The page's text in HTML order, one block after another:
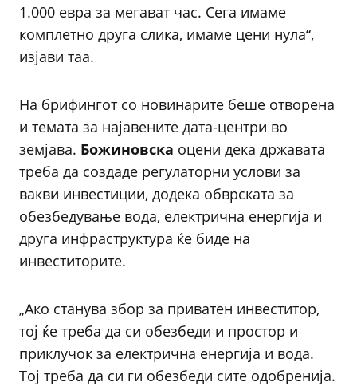
1.000 евра за мегават час. Сега имаме
комплетно друга слика, имаме цени нула“,
изјави таа.
На брифингот со новинарите беше отворена
и темата за најавените дата-центри во
земјава. Божиновска оцени дека државата
треба да создаде регулаторни услови за
вакви инвестиции, додека обврската за
обезбедување вода, електрична енергија и
друга инфраструктура ќе биде на
инвеститорите.
„Ако станува збор за приватен инвеститор,
тој ќе треба да си обезбеди и простор и
приклучок за електрична енергија и вода.
Тој треба да си ги обезбеди сите одобренија.